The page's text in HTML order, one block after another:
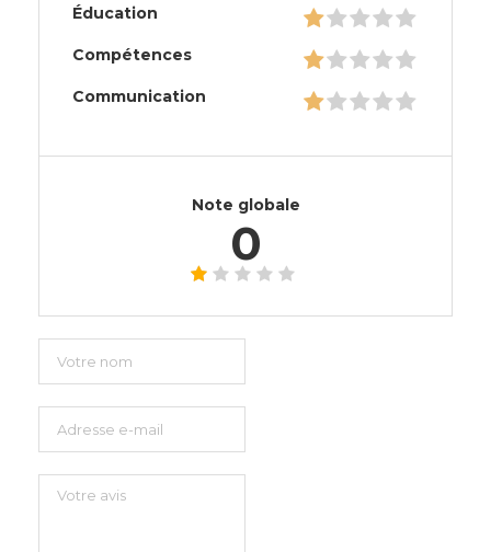
Éducation
Compétences
Communication
Note globale
0